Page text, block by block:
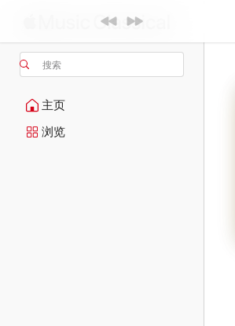
搜索
主页
浏览